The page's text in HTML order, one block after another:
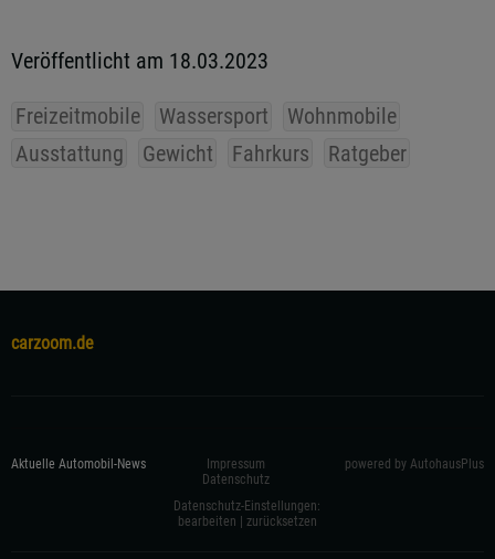
Veröffentlicht am 18.03.2023
Freizeitmobile Wassersport
Wohnmobile
Ausstattung
Gewicht Fahrkurs Ratgeber
carzoom.de
Aktuelle Automobil-News
Impressum
Datenschutz
Datenschutz-Einstellungen:
bearbeiten | zurücksetzen
powered by AutohausPlus